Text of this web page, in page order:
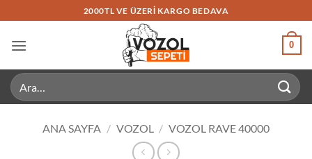
atla
2000TL VE ÜZERI KARGO BEDAVA
0
Ara:
ANA SAYFA / VOZOL / VOZOL RAVE 40000